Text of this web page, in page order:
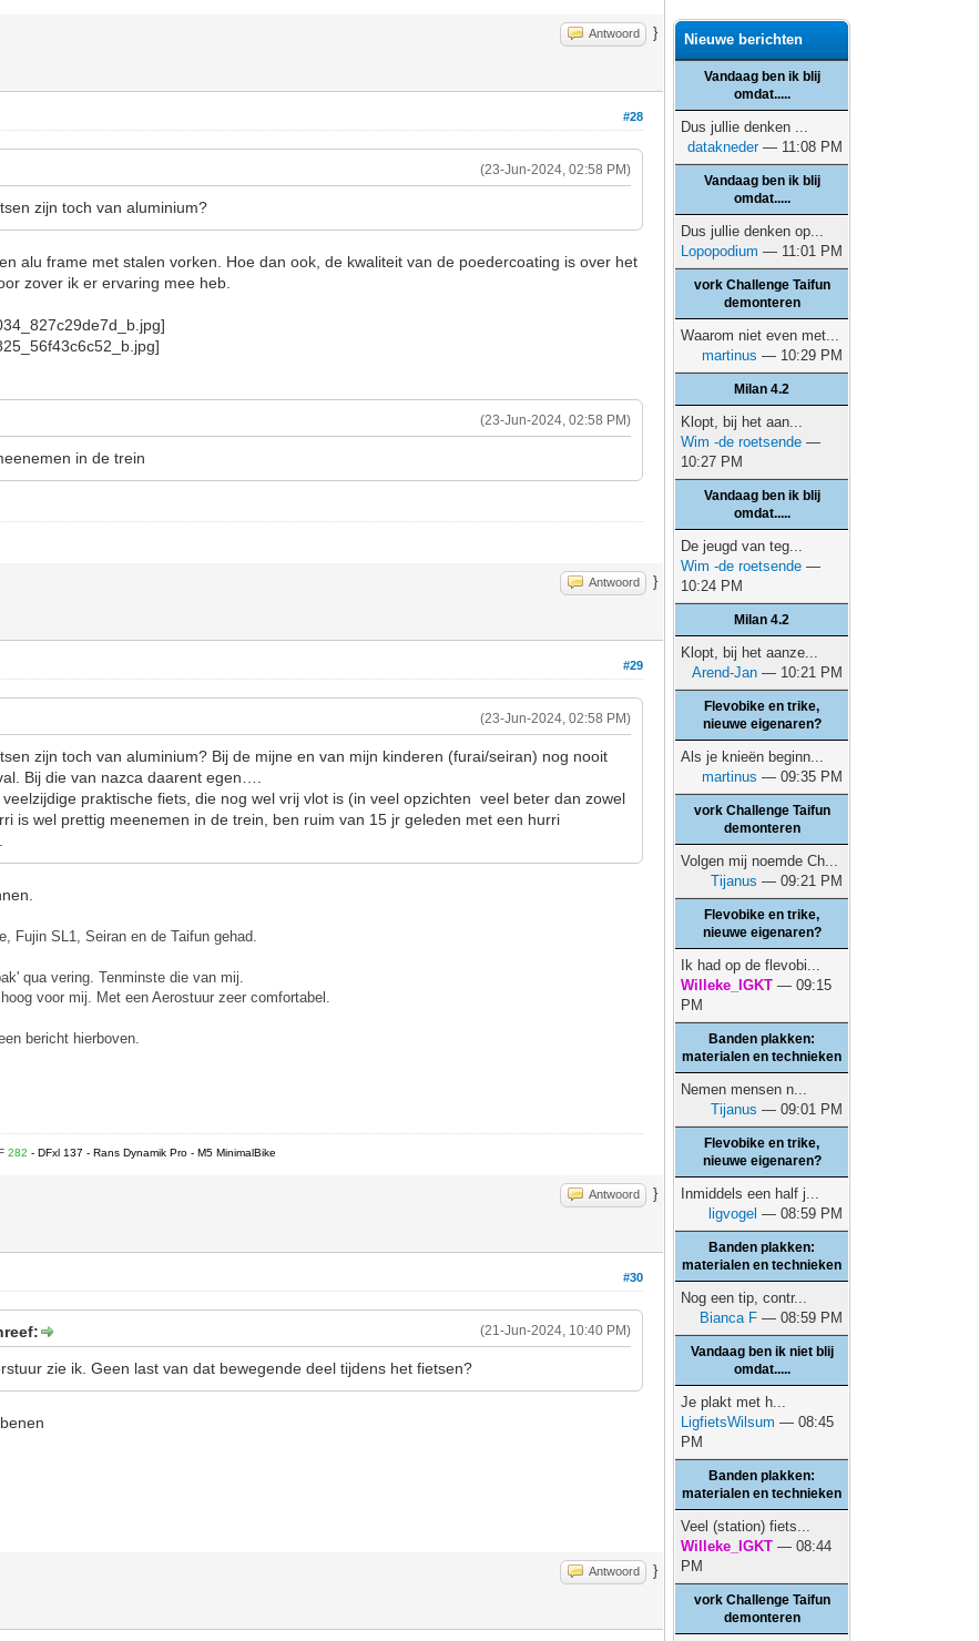
Antwoord }
#28
(23-Jun-2024, 02:58 PM)
zijn toch van aluminium?
alu frame met stalen vorken. Hoe dan ook, de kwaliteit van de poedercoating is over het
zover ik er ervaring mee heb.
(23-Jun-2024, 02:58 PM)
in de trein
Antwoord }
#29
(23-Jun-2024, 02:58 PM)
zijn toch van aluminium? Bij de mijne en van mijn kinderen (furai/seiran) nog nooit
Bij die van nazca daarent egen….
praktische fiets, die nog wel vrij vlot is (in veel opzichten veel beter dan zowel
is wel prettig meenemen in de trein, ben ruim van 15 jr geleden met een hurri
Fujin SL1, Seiran en de Taifun gehad.
qua vering. Tenminste die van mij.
voor mij. Met een Aerostuur zeer comfortabel.
bericht hierboven.
282- DFxl 137 - Rans Dynamik Pro - M5 MinimalBike
Antwoord }
#30
(21-Jun-2024, 10:40 PM)
zie ik. Geen last van dat bewegende deel tijdens het fietsen?
Antwoord }
Nieuwe berichten
Vandaag ben ik blij
omdat.....
Dus jullie denken ...
datakneder— 11:08 PM
Vandaag ben ik blij
omdat.....
Dus jullie denken op...
Lopopodium — 11:01 PM
vork Challenge Taifun
demonteren
Waarom niet even met...
martinus — 10:29 PM
Milan 4.2
Klopt, bij het aan...
Wim -de roetsende —
10:27 PM
Vandaag ben ik blij
omdat.....
De jeugd van teg...
Wim -de roetsende —
10:24 PM
Milan 4.2
Klopt, bij het aanze...
Arend-Jan — 10:21 PM
Flevobike en trike,
nieuwe eigenaren?
Als je knieën beginn...
martinus — 09:35 PM
vork Challenge Taifun
demonteren
Volgen mij noemde Ch...
Tijanus — 09:21 PM
Flevobike en trike,
nieuwe eigenaren?
Ik had op de flevobi...
Willeke_IGKT — 09:15
PM
Banden plakken:
materialen en technieken
Nemen mensen n...
Tijanus — 09:01 PM
Flevobike en trike,
nieuwe eigenaren?
Inmiddels een half j...
ligvogel — 08:59 PM
Banden plakken:
materialen en technieken
Nog een tip, contr...
Bianca F — 08:59 PM
Vandaag ben ik niet blij
omdat.....
Je plakt met h...
LigfietsWilsum — 08:45
PM
Banden plakken:
materialen en technieken
Veel (station) fiets...
Willeke_IGKT — 08:44
PM
vork Challenge Taifun
demonteren